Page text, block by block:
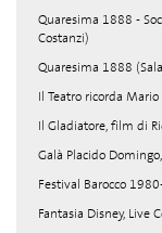
Quaresima 1888 -
Costanzi)
Quaresima 1888
Il Teatro ricorda
Il Gladiatore, film di
Galà Placido
Festival Barocco
Fantasia Disney, Live